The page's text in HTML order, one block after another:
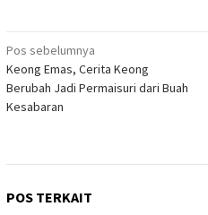
Navigasi
pos
Pos sebelumnya
Keong Emas, Cerita Keong
Berubah Jadi Permaisuri dari Buah
Kesabaran
POS TERKAIT